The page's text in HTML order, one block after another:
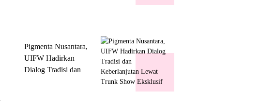
Pigmenta Nusantara,
UIFW Hadirkan
Dialog Tradisi dan